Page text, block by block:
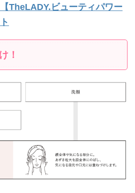
TheLADY.ビューティパワー
！